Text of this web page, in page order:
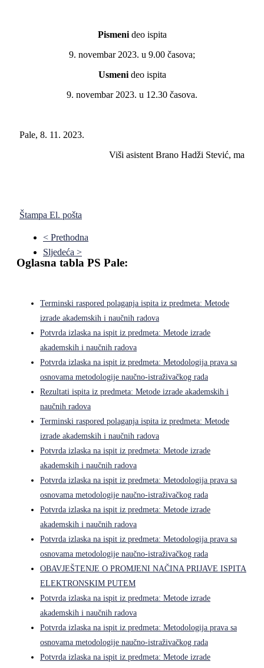
Pismenideo ispita
9. novembar 2023. u 9.00 časova;
Usmenideo ispita
9. novembar 2023. u 12.30 časova.
Pale, 8. 11. 2023.
Viši asistent Brano Hadži Stević, ma
Štampa El. pošta
< Prethodna
Sljedeća >
Oglasna tabla PS Pale:
Terminski raspored polaganja ispita iz predmeta: Metode
izrade akademskih i naučnih radova
Potvrda izlaska na ispit iz predmeta: Metode izrade
akademskih i naučnih radova
Potvrda izlaska na ispit iz predmeta: Metodologija prava sa
osnovama metodologije naučno-istraživačkog rada
Rezultati ispita iz predmeta: Metode izrade akademskih i
naučnih radova
Terminski raspored polaganja ispita iz predmeta: Metode
izrade akademskih i naučnih radova
Potvrda izlaska na ispit iz predmeta: Metode izrade
akademskih i naučnih radova
Potvrda izlaska na ispit iz predmeta: Metodologija prava sa
osnovama metodologije naučno-istraživačkog rada
Potvrda izlaska na ispit iz predmeta: Metode izrade
akademskih i naučnih radova
Potvrda izlaska na ispit iz predmeta: Metodologija prava sa
osnovama metodologije naučno-istraživačkog rada
OBAVJEŠTENJE O PROMJENI NAČINA PRIJAVE ISPITA
ELEKTRONSKIM PUTEM
Potvrda izlaska na ispit iz predmeta: Metode izrade
akademskih i naučnih radova
Potvrda izlaska na ispit iz predmeta: Metodologija prava sa
osnovama metodologije naučno-istraživačkog rada
Potvrda izlaska na ispit iz predmeta: Metode izrade